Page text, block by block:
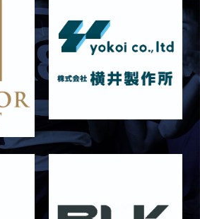
学
STAFF blog
作所
STAFF blog
学
STAFF blog
バトン】vol. 1 北村瞬太郎
ク2026」にお名前を掲載／サポ
知らせ】